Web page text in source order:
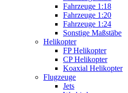
Fahrzeuge 1:18
Fahrzeuge 1:20
Fahrzeuge 1:24
Sonstige Maßstäbe
Helikopter
FP Helikopter
CP Helikopter
Koaxial Helikopter
Flugzeuge
Jets